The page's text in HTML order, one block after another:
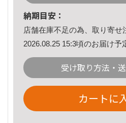
納期目安：
店舗在庫不足の為、取り寄せ
2026.08.25 15:3頃のお届け予
受け取り方法・
カートに